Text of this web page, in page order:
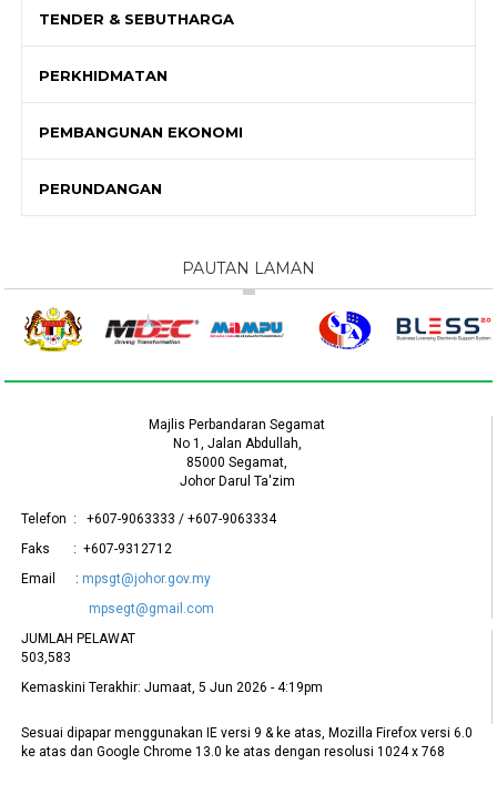
TENDER & SEBUTHARGA
PERKHIDMATAN
PEMBANGUNAN EKONOMI
PERUNDANGAN
PAUTAN LAMAN
Majlis Perbandaran Segamat
No 1, Jalan Abdullah,
85000 Segamat,
Johor Darul Ta'zim
Telefon : +607-9063333 / +607-9063334
Faks : +607-9312712
Email :mpsgt@johor.gov.my
mpsegt@gmail.com
JUMLAH PELAWAT
503,583
Kemaskini Terakhir:Jumaat, 5 Jun 2026 - 4:19pm
Sesuai dipapar menggunakan IE versi 9 & ke atas, Mozilla Firefox versi 6.0
ke atas dan Google Chrome 13.0 ke atas dengan resolusi 1024 x 768